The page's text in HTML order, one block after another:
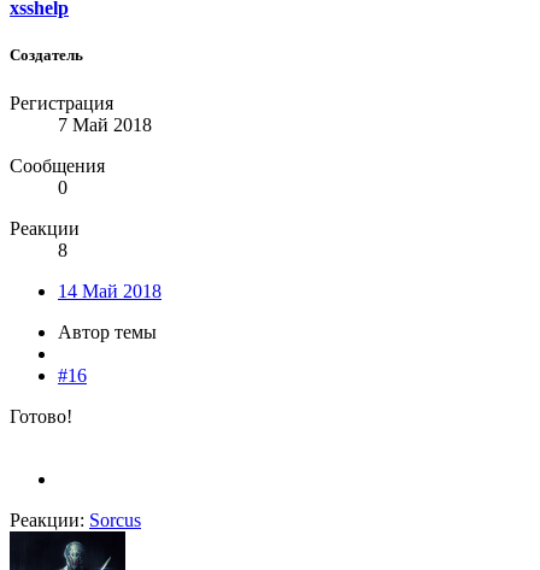
xsshelp
Создатель
Регистрация
7 Май 2018
Сообщения
0
Реакции
8
14 Май 2018
Автор темы
#16
Готово!
Реакции: Sorcus